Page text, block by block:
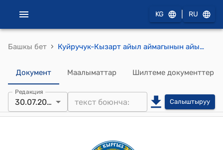
KG RU
Башкы бет › Куйручук-Кызарт айыл аймагынын айылдык кеңешинин 2024-жылдын 30-июлундагы № 12/5 "Куйручук-Кызарт айыл аймагынын айыл өкмөтүнүн карамагындагы бала бакчалардын бюджетиндеги спец счетко кошумча план суроо жөнүндө" ТОктому
Документ Маалыматтар Шилтеме документтер
Редакция
30.07.2024 Салыштыруу